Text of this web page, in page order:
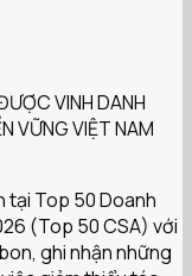
VINH DANH
VỮNG VIỆT NAM
tại Top 50 Doanh
(Top 50 CSA) với
ghi nhận những